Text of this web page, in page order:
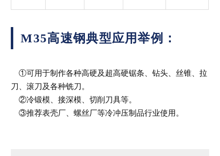
M35高速钢典型应用举例：
①可用于制作各种高硬及超高硬锯条、钻头、丝锥、拉
刀、滚刀及各种铣刀。
②冷锻模、接深模、切削刀具等。
③推荐表壳厂、螺丝厂等冷冲压制品行业使用。